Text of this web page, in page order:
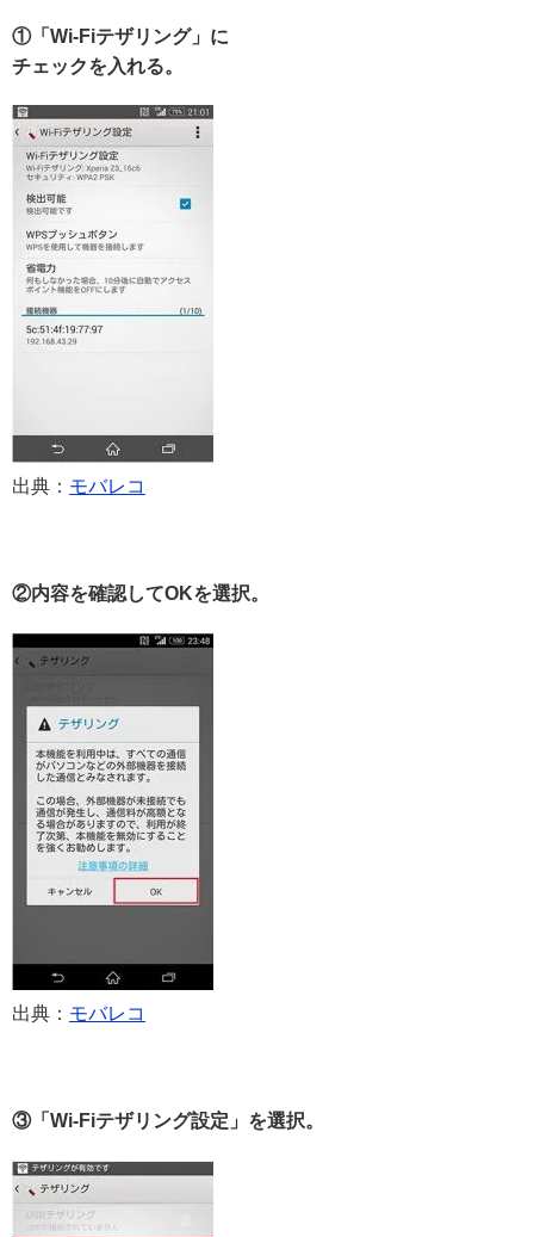
①「Wi-Fiテザリング」に
チェックを入れる。
出典： モバレコ
②内容を確認してOKを選択。
出典： モバレコ
③「Wi-Fiテザリング設定」を選択。